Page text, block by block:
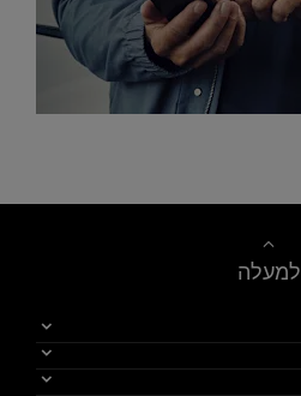
למעלה